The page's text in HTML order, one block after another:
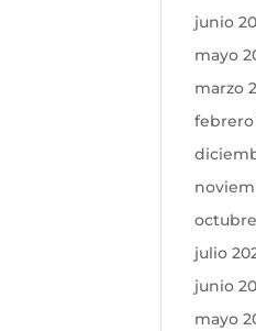
junio
mayo
marzo
febrero
octubre
julio
junio
mayo